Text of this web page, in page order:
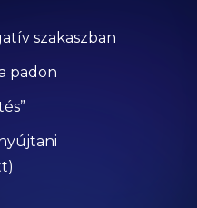
szakaszban
padon